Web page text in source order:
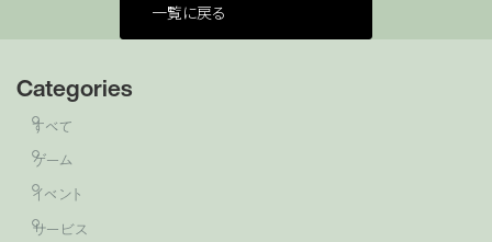
Categories
すべて
ゲーム
イベント
サービス
一覧に戻る